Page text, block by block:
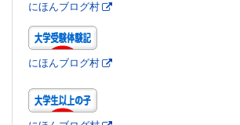
にほんブログ村
にほんブログ村